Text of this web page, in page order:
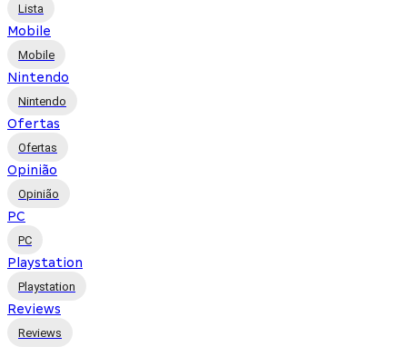
Lista
Mobile
Mobile
Nintendo
Nintendo
Ofertas
Ofertas
Opinião
Opinião
PC
PC
Playstation
Playstation
Reviews
Reviews